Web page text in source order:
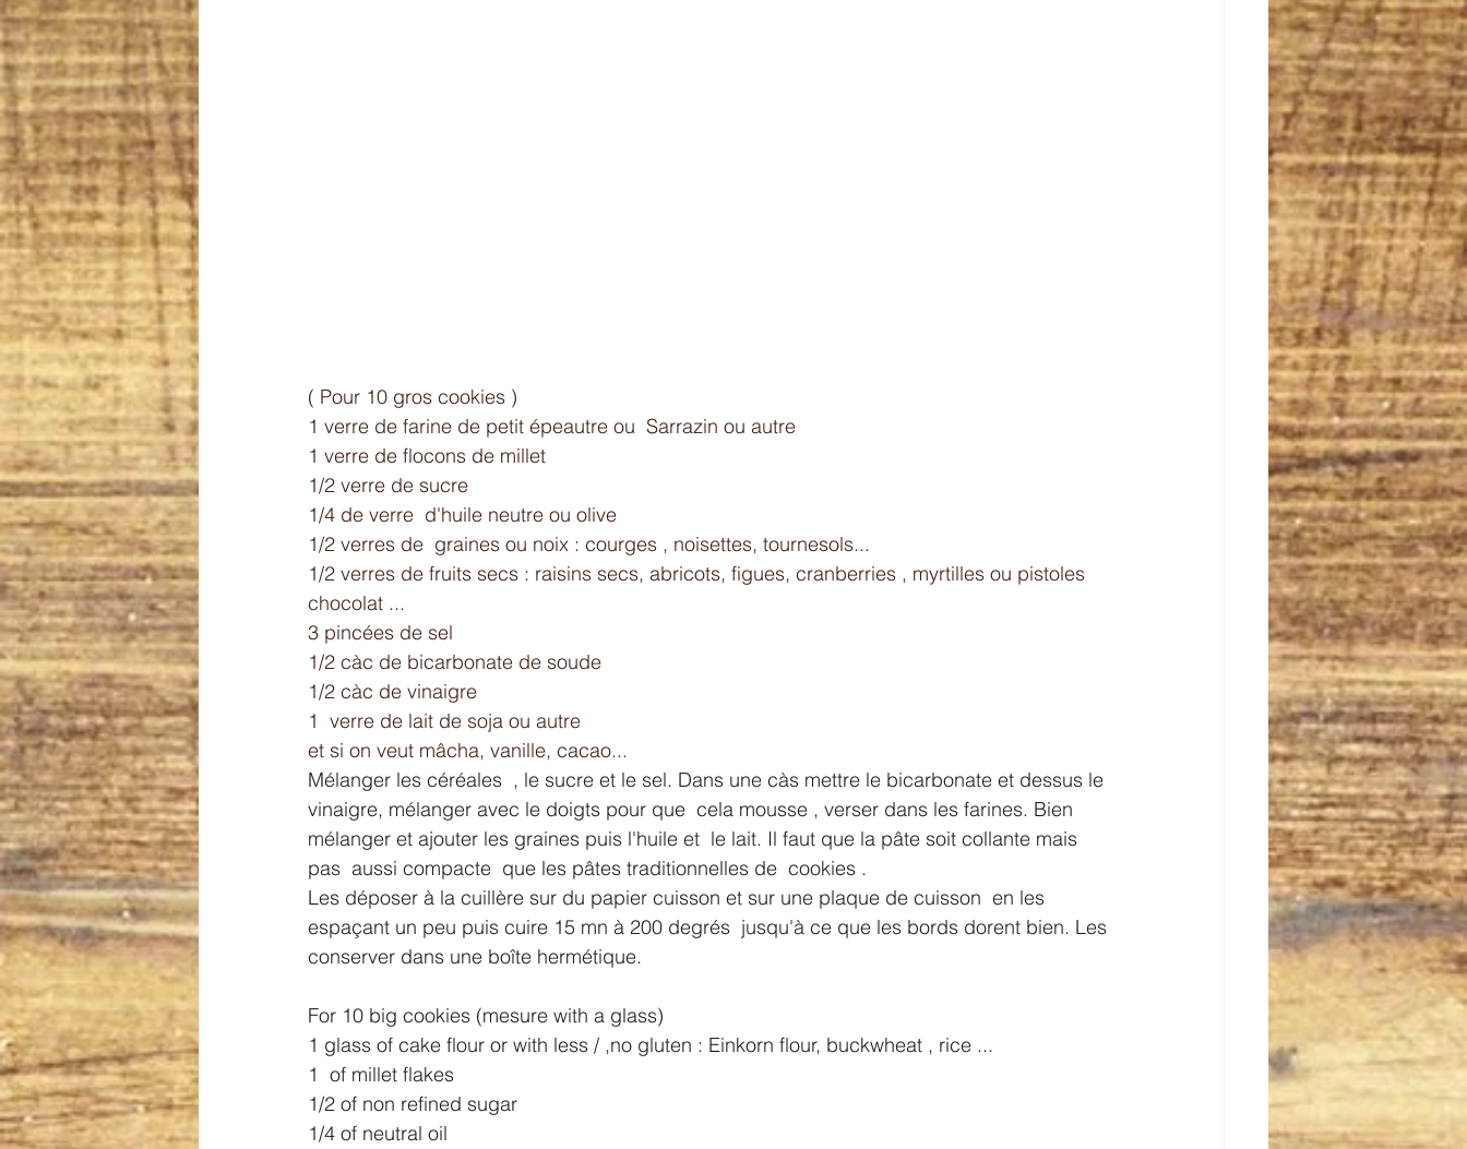
( Pour 10 gros cookies )
1 verre de farine de petit épeautre ou  Sarrazin ou autre
1 verre de flocons de millet
1/2 verre de sucre
1/4 de verre  d'huile neutre ou olive
1/2 verres de  graines ou noix : courges , noisettes, tournesols...
1/2 verres de fruits secs : raisins secs, abricots, figues, cranberries , myrtilles ou pistoles
chocolat ...
3 pincées de sel
1/2 càc de bicarbonate de soude
1/2 càc de vinaigre
1  verre de lait de soja ou autre
et si on veut mâcha, vanille, cacao...
Mélanger les céréales  , le sucre et le sel. Dans une càs mettre le bicarbonate et dessus le
vinaigre, mélanger avec le doigts pour que  cela mousse , verser dans les farines. Bien
mélanger et ajouter les graines puis l'huile et  le lait. Il faut que la pâte soit collante mais
pas  aussi compacte  que les pâtes traditionnelles de  cookies .
Les déposer à la cuillère sur du papier cuisson et sur une plaque de cuisson  en les
espaçant un peu puis cuire 15 mn à 200 degrés  jusqu'à ce que les bords dorent bien. Les
conserver dans une boîte hermétique.
For 10 big cookies (mesure with a glass)
1 glass of cake flour or with less / ,no gluten : Einkorn flour, buckwheat , rice ...
1  of millet flakes
1/2 of non refined sugar
1/4 of neutral oil